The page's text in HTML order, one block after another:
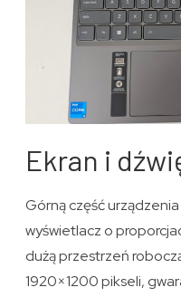
Ekran i
Górną część
wyświetlacz o
dużą przestrzeń
1920×1200 pikseli,